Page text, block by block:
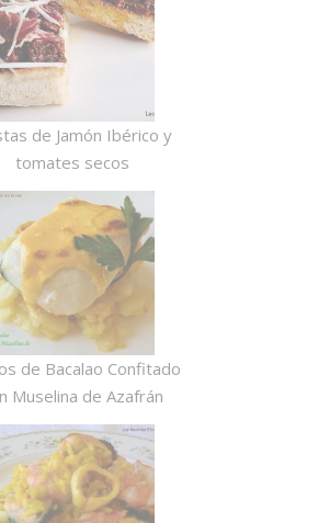
de Jamón Ibérico y
tomates secos
de Bacalao Confitado
Muselina de Azafrán